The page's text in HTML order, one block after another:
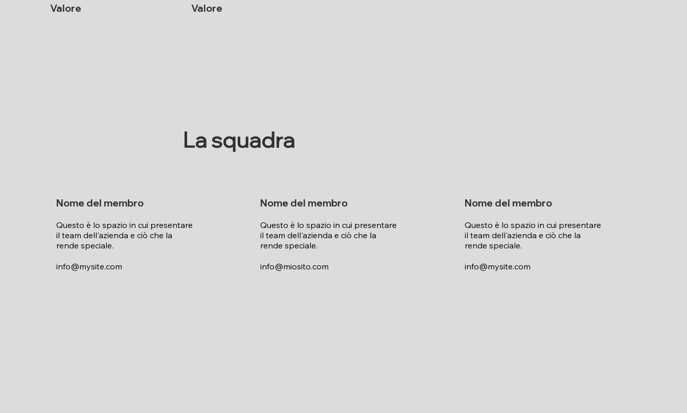
Valore Valore
La squadra
Nome del membro
Questo è lo spazio in cui presentare
il team dell'azienda e ciò che la
rende speciale.
info@mysite.com
Nome del membro
Questo è lo spazio in cui presentare
il team dell'azienda e ciò che la
rende speciale.
info@miosito.com
Nome del membro
Questo è lo spazio in cui presentare
il team dell'azienda e ciò che la
rende speciale.
info@mysite.com